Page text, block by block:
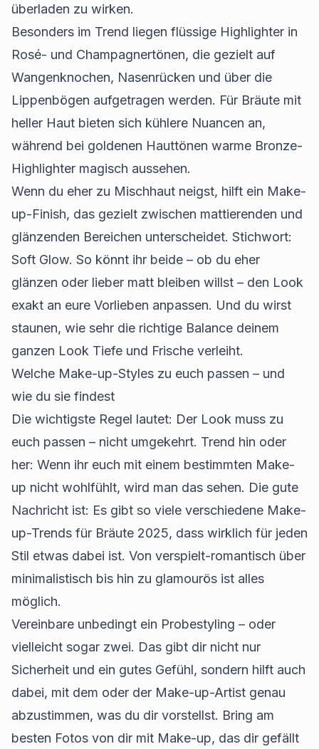
überladen zu wirken.
Besonders im Trend liegen flüssige Highlighter in
Rosé- und Champagnertönen, die gezielt auf
Wangenknochen, Nasenrücken und über die
Lippenbögen aufgetragen werden. Für Bräute mit
heller Haut bieten sich kühlere Nuancen an,
während bei goldenen Hauttönen warme Bronze-
Highlighter magisch aussehen.
Wenn du eher zu Mischhaut neigst, hilft ein Make-
up-Finish, das gezielt zwischen mattierenden und
glänzenden Bereichen unterscheidet. Stichwort:
Soft Glow. So könnt ihr beide – ob du eher
glänzen oder lieber matt bleiben willst – den Look
exakt an eure Vorlieben anpassen. Und du wirst
staunen, wie sehr die richtige Balance deinem
ganzen Look Tiefe und Frische verleiht.
Welche Make-up-Styles zu euch passen – und
wie du sie findest
Die wichtigste Regel lautet: Der Look muss zu
euch passen – nicht umgekehrt. Trend hin oder
her: Wenn ihr euch mit einem bestimmten Make-
up nicht wohlfühlt, wird man das sehen. Die gute
Nachricht ist: Es gibt so viele verschiedene Make-
up-Trends für Bräute 2025, dass wirklich für jeden
Stil etwas dabei ist. Von verspielt-romantisch über
minimalistisch bis hin zu glamourös ist alles
möglich.
Vereinbare unbedingt ein Probestyling – oder
vielleicht sogar zwei. Das gibt dir nicht nur
Sicherheit und ein gutes Gefühl, sondern hilft auch
dabei, mit dem oder der Make-up-Artist genau
abzustimmen, was du dir vorstellst. Bring am
besten Fotos von dir mit Make-up, das dir gefällt